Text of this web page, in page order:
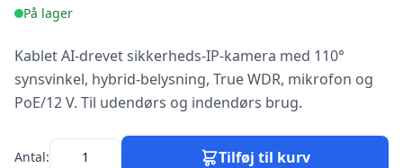
På lager
Kablet AI-drevet sikkerheds-IP-kamera med 110°
synsvinkel, hybrid-belysning, True WDR, mikrofon og
PoE/12 V. Til udendørs og indendørs brug.
Antal: Tilføj til kurv